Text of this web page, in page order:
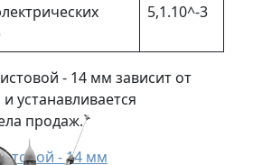
5,1.10^-3
- 14 мм зависит от
устанавливается
продаж.
- 14 мм